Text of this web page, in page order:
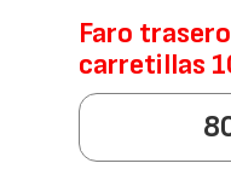
Faro
carretillas